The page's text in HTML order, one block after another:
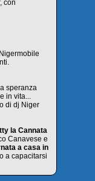
con
speranza
in vita...
di dj Niger
la Cannata
Canavese e
a casa in
a capacitarsi